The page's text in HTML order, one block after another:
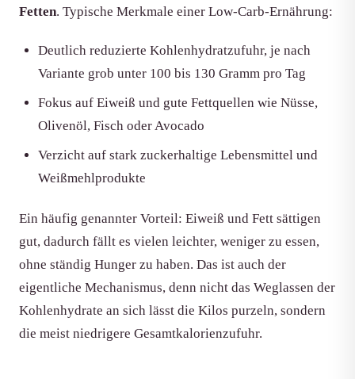
Fetten. Typische Merkmale einer Low-Carb-Ernährung:
Deutlich reduzierte Kohlenhydratzufuhr, je nach
Variante grob unter 100 bis 130 Gramm pro Tag
Fokus auf Eiweiß und gute Fettquellen wie Nüsse,
Olivenöl, Fisch oder Avocado
Verzicht auf stark zuckerhaltige Lebensmittel und
Weißmehlprodukte
Ein häufig genannter Vorteil: Eiweiß und Fett sättigen
gut, dadurch fällt es vielen leichter, weniger zu essen,
ohne ständig Hunger zu haben. Das ist auch der
eigentliche Mechanismus, denn nicht das Weglassen der
Kohlenhydrate an sich lässt die Kilos purzeln, sondern
die meist niedrigere Gesamtkalorienzufuhr.